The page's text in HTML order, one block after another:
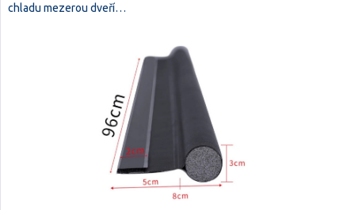
chladu mezerou dveří…